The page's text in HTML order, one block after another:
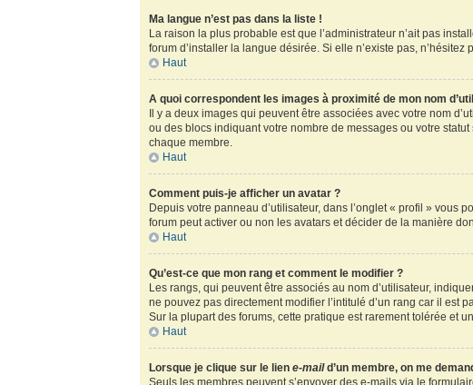
Ma langue n’est pas dans la liste !
La raison la plus probable est que l’administrateur n’ait pas
forum d’installer la langue désirée. Si elle n’existe pas,
Haut
A quoi correspondent les images à proximité de mon nom
Il y a deux images qui peuvent être associées avec votre nom
ou des blocs indiquant votre nombre de messages ou votre
chaque membre.
Haut
Comment puis-je afficher un avatar ?
Depuis votre panneau d’utilisateur, dans l’onglet « profil » vous
forum peut activer ou non les avatars et décider de la manière
Haut
Qu’est-ce que mon rang et comment le modifier ?
Les rangs, qui peuvent être associés au nom d’utilisateur,
ne pouvez pas directement modifier l’intitulé d’un rang car il est
Sur la plupart des forums, cette pratique est rarement tolérée et
Haut
Lorsque je clique sur le liene-maild’un membre, on me
Seuls les membres peuvent s’envoyer des e-mails via le